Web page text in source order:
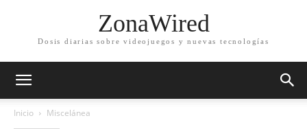
ZonaWired
Dosis diarias sobre videojuegos y nuevas tecnologías
Inicio Miscelánea